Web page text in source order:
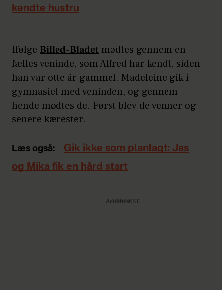
kendte hustru
Ifølge Billed-Bladet mødtes gennem en
fælles veninde, som Alfred har kendt, siden
han var otte år gammel. Madeleine gik i
gymnasiet med veninden, og gennem
hende mødtes de. Først blev de venner og
senere kærester.
Læs også:
Gik ikke som planlagt: Jas
og Mika fik en hård start
Annonce